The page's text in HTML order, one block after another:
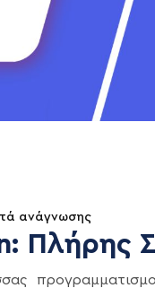
ανάγνωσης
Πλήρης